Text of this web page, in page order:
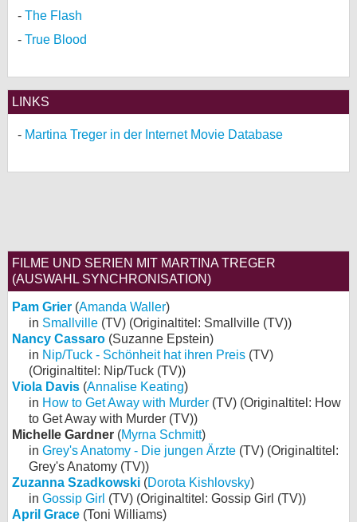
The Flash
True Blood
LINKS
Martina Treger in der Internet Movie Database
FILME UND SERIEN MIT MARTINA TREGER
(AUSWAHL SYNCHRONISATION)
Pam Grier (Amanda Waller)
in Smallville (TV) (Originaltitel: Smallville (TV))
Nancy Cassaro (Suzanne Epstein)
in Nip/Tuck - Schönheit hat ihren Preis (TV)
(Originaltitel: Nip/Tuck (TV))
Viola Davis (Annalise Keating)
in How to Get Away with Murder (TV) (Originaltitel: How
to Get Away with Murder (TV))
Michelle Gardner (Myrna Schmitt)
in Grey's Anatomy - Die jungen Ärzte (TV) (Originaltitel:
Grey's Anatomy (TV))
Zuzanna Szadkowski (Dorota Kishlovsky)
in Gossip Girl (TV) (Originaltitel: Gossip Girl (TV))
April Grace (Toni Williams)